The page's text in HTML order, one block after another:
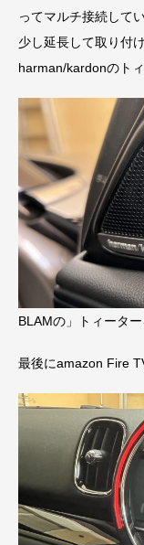
ってマルチ接続して
少し延長して取り付
harman/kardonのト
BLAMの」トィーター
最後にamazon Fire